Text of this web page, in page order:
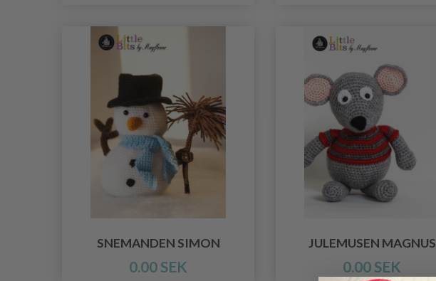
SNEMANDEN SIMON
0.00 SEK
JULEMUSEN MAGNUS
0.00 SEK